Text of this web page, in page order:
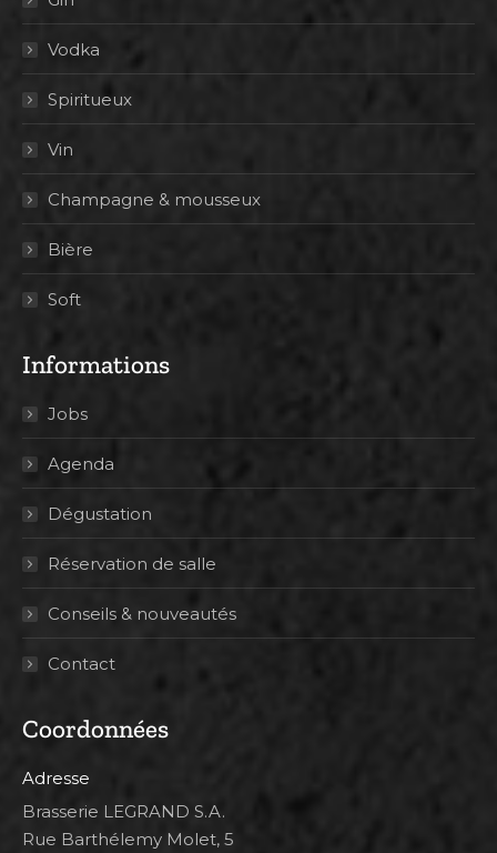
Vodka
Spiritueux
Vin
Champagne & mousseux
Bière
Soft
Informations
Jobs
Agenda
Dégustation
Réservation de salle
Conseils & nouveautés
Contact
Coordonnées
Adresse
Brasserie LEGRAND S.A.
Rue Barthélemy Molet, 5